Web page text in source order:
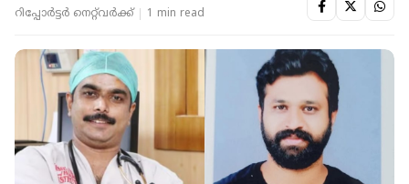
റിപ്പോർട്ടർ നെറ്റ്‌വര്‍ക്ക്‌ 1 min read